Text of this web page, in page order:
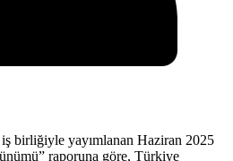
birliğiyle yayımlanan Haziran 2025
raporuna göre, Türkiye